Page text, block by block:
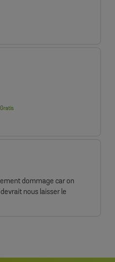
dommage car on
nous laisser le